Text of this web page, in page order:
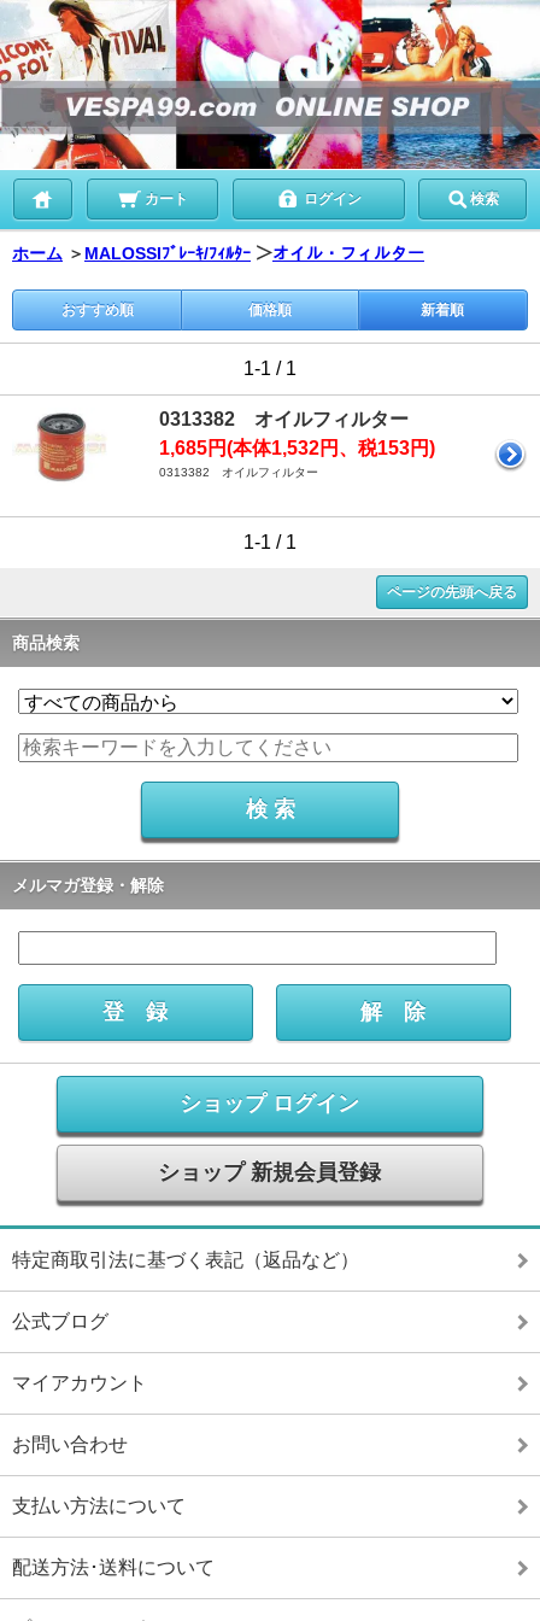
カート ログイン 検索
ホーム ＞ MALOSSIﾌﾞﾚｰｷ/ﾌｨﾙﾀｰ ＞オイル・フィルター
おすすめ順 価格順 新着順
1-1 / 1
0313382 オイルフィルター
1,685円(本体1,532円、税153円)
0313382 オイルフィルター
1-1 / 1
ページの先頭へ戻る
商品検索
メルマガ登録・解除
ショップ ログイン
ショップ 新規会員登録
特定商取引法に基づく表記（返品など）
公式ブログ
マイアカウント
お問い合わせ
支払い方法について
配送方法･送料について